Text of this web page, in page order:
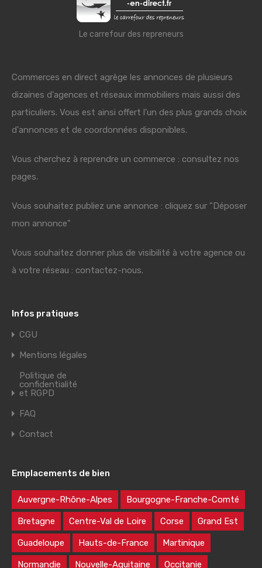
Le carrefour des repreneurs
Commerces en direct agrège les annonces de plusieurs
dizaines d'agences et réseaux immobiliers mais aussi des
particuliers. Vous est ainsi offert l'un des plus grands choix
d'annonces et de coordonnées disponibles.
Vous cherchez à reprendre un commerce : consultez nos
pages.
Vous souhaitez publiez une annonce : cliquez sur "Déposer
mon annonce"
Vous souhaitez donner plus de visibilité à votre agence ou
à votre réseau : contactez-nous.
Infos pratiques
CGU
Mentions légales
Politique de
confidentialité
et RGPD
FAQ
Contact
Emplacements de bien
Auvergne-Rhône-Alpes Bourgogne-Franche-Comté
Bretagne Centre-Val de Loire Corse Grand Est
Guadeloupe Hauts-de-France Martinique
Normandie Nouvelle-Aquitaine Occitanie